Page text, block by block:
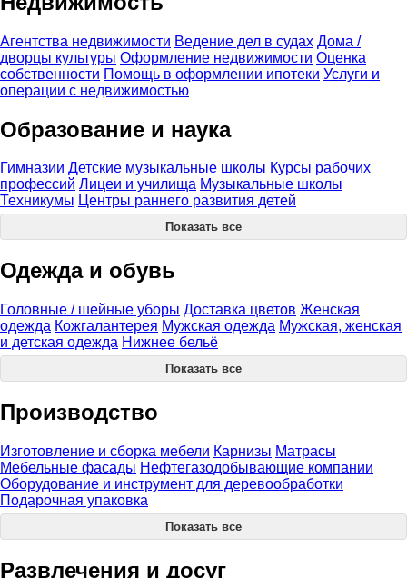
Агентства недвижимости Ведение дел в судах Дома /
дворцы культуры Оформление недвижимости Оценка
собственности Помощь в оформлении ипотеки Услуги и
операции с недвижимостью
Образование и наука
Гимназии Детские музыкальные школы Курсы рабочих
профессий Лицеи и училища Музыкальные школы
Техникумы Центры раннего развития детей
Показать все
Одежда и обувь
Головные / шейные уборы Доставка цветов Женская
одежда Кожгалантерея Мужская одежда Мужская, женская
и детская одежда Нижнее бельё
Показать все
Производство
Изготовление и сборка мебели Карнизы Матрасы
Мебельные фасады Нефтегазодобывающие компании
Оборудование и инструмент для деревообработки
Подарочная упаковка
Показать все
Развлечения и досуг